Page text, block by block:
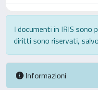
I documenti in IRIS
diritti sono riservati,
Informazioni